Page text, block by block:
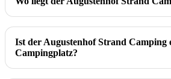
Ist der Augustenhof Strand Camping
Campingplatz?